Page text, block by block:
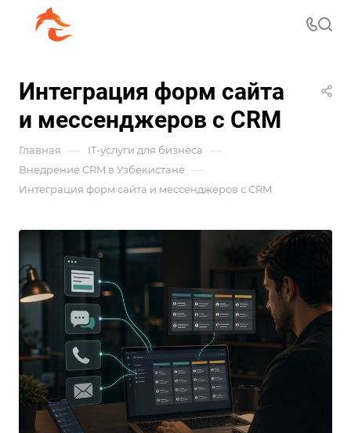
Интеграция форм сайта
и мессенджеров с CRM
Главная — IT-услуги для бизнеса —
Внедрение CRM в Узбекистане —
Интеграция форм сайта и мессенджеров с CRM